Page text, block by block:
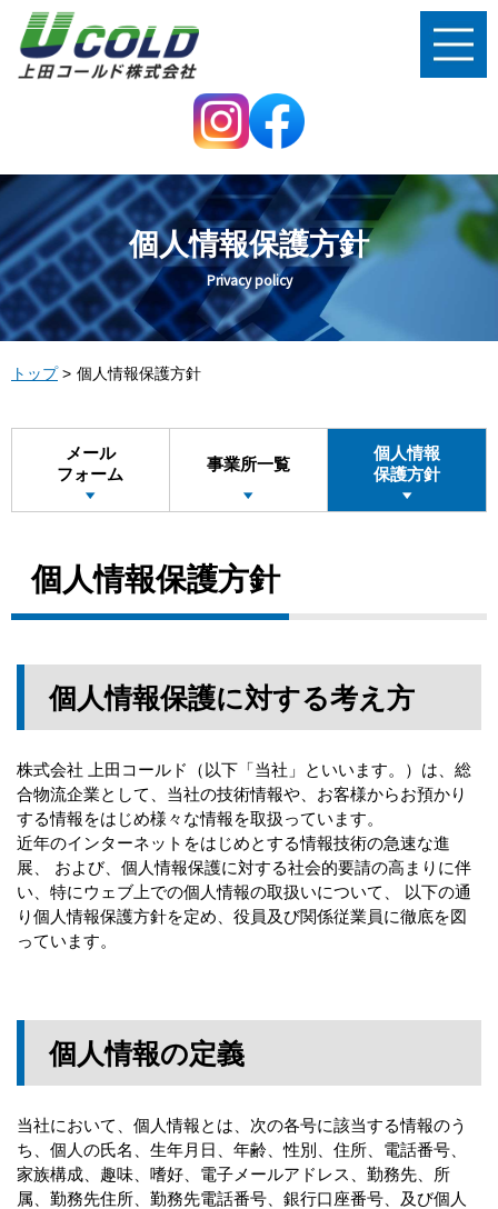
個人情報保護方針
Privacy policy
トップ 個人情報保護方針
メール
フォーム
事業所一覧
個人情報
保護方針
個人情報保護方針
個人情報保護に対する考え方
株式会社 上田コールド（以下「当社」といいます。）は、総
合物流企業として、当社の技術情報や、お客様からお預かり
する情報をはじめ様々な情報を取扱っています。
近年のインターネットをはじめとする情報技術の急速な進
展、 および、個人情報保護に対する社会的要請の高まりに伴
い、特にウェブ上での個人情報の取扱いについて、 以下の通
り個人情報保護方針を定め、役員及び関係従業員に徹底を図
っています。
個人情報の定義
当社において、個人情報とは、次の各号に該当する情報のう
ち、個人の氏名、生年月日、年齢、性別、住所、電話番号、
家族構成、趣味、嗜好、電子メールアドレス、勤務先、所
属、勤務先住所、勤務先電話番号、銀行口座番号、及び個人